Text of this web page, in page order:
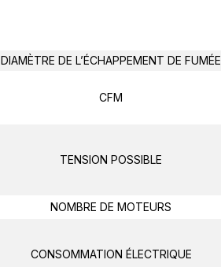
DIAMÈTRE DE L’ÉCHAPPEMENT DE FUMÉE
CFM
TENSION POSSIBLE
NOMBRE DE MOTEURS
CONSOMMATION ÉLECTRIQUE